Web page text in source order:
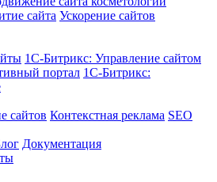
сайта Ускорение сайтов
1С-Битрикс: Управление сайтом
портал 1С-Битрикс:
сайтов Контекстная реклама SEO
Документация